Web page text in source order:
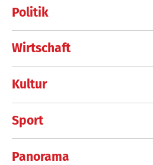
Politik
Wirtschaft
Kultur
Sport
Panorama